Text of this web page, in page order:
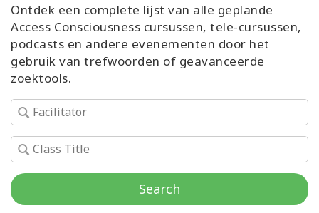
account
About
Access
Facilitators
Ontdek een complete lijst van alle geplande
Access Consciousness cursussen, tele-cursussen,
podcasts en andere evenementen door het
gebruik van trefwoorden of geavanceerde
zoektools.
Search